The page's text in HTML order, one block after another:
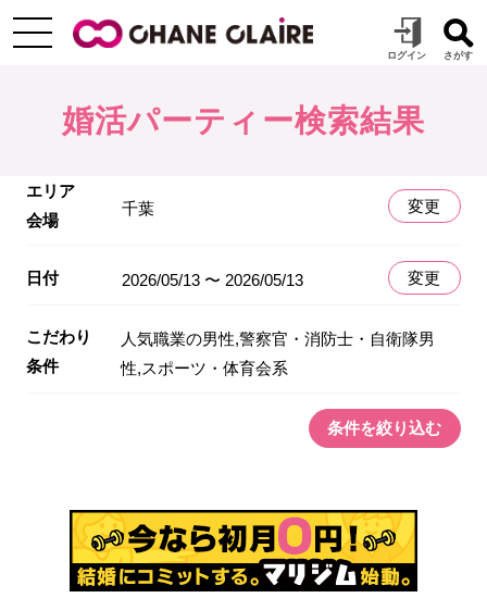
婚活パーティー検索結果
エリア
会場
千葉 変更
日付 2026/05/13 〜 2026/05/13 変更
こだわり
条件
人気職業の男性,警察官・消防士・自衛隊男
性,スポーツ・体育会系
条件を絞り込む